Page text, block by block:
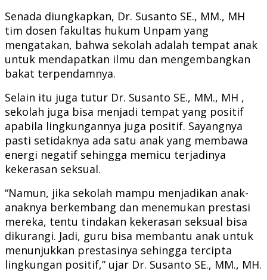
Senada diungkapkan, Dr. Susanto SE., MM., MH
tim dosen fakultas hukum Unpam yang
mengatakan, bahwa sekolah adalah tempat anak
untuk mendapatkan ilmu dan mengembangkan
bakat terpendamnya.
Selain itu juga tutur Dr. Susanto SE., MM., MH ,
sekolah juga bisa menjadi tempat yang positif
apabila lingkungannya juga positif. Sayangnya
pasti setidaknya ada satu anak yang membawa
energi negatif sehingga memicu terjadinya
kekerasan seksual.
“Namun, jika sekolah mampu menjadikan anak-
anaknya berkembang dan menemukan prestasi
mereka, tentu tindakan kekerasan seksual bisa
dikurangi. Jadi, guru bisa membantu anak untuk
menunjukkan prestasinya sehingga tercipta
lingkungan positif,” ujar Dr. Susanto SE., MM., MH.